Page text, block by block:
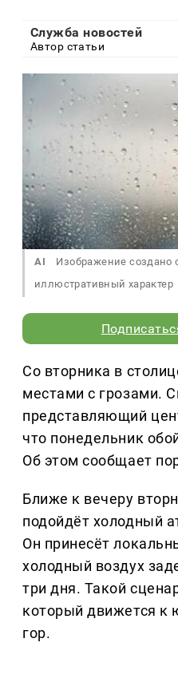
Служба новостей
Автор статьи
AI
Изображение
иллюстративный характер
Со вторника в
местами с грозами.
представляющий
что понедельник
Об этом сообщает
Ближе к вечеру
подойдёт холодный
Он принесёт
холодный воздух
три дня. Такой
который движется к
гор.